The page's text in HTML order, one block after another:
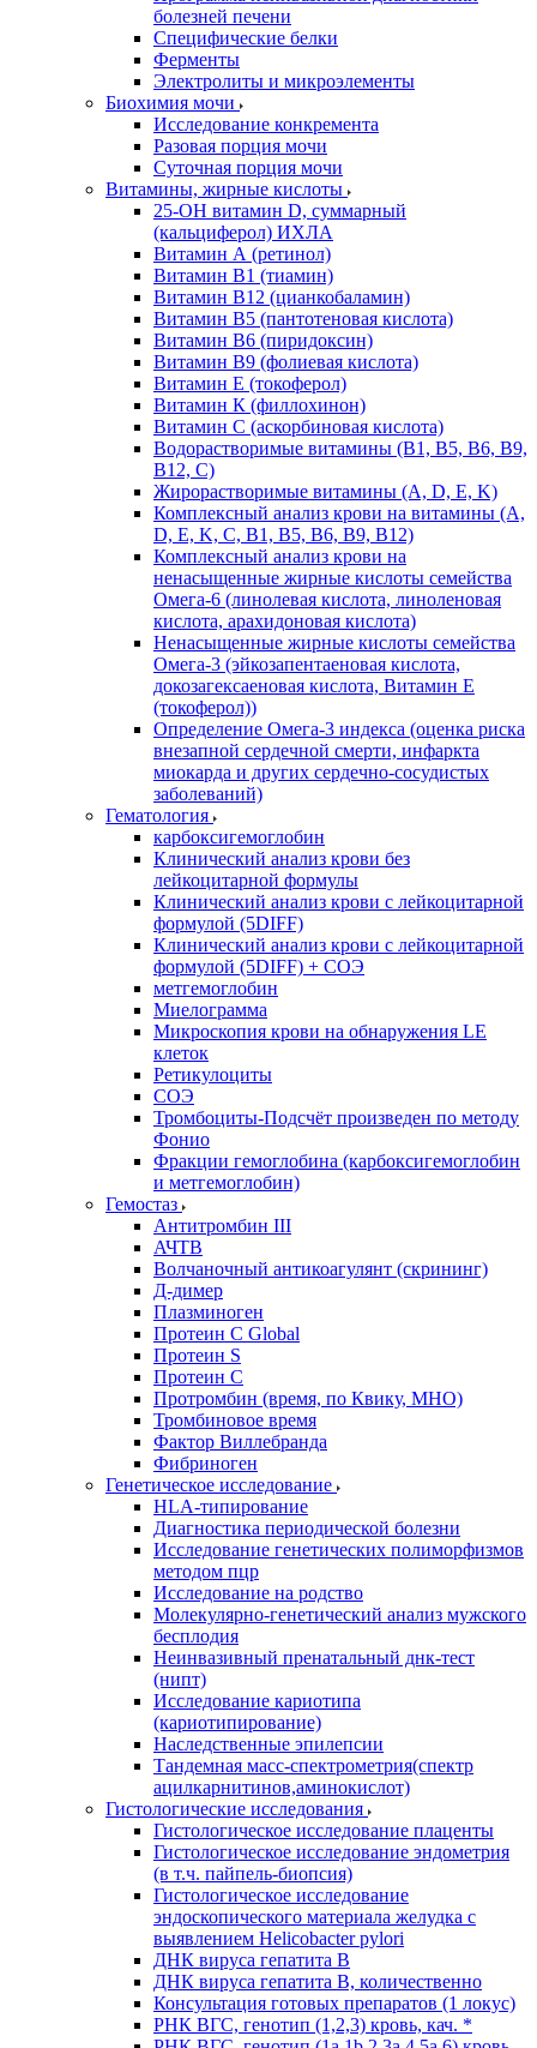
болезней печени
Специфические белки
Ферменты
Электролиты и микроэлементы
Биохимия мочи
Исследование конкремента
Разовая порция мочи
Суточная порция мочи
Витамины, жирные кислоты
25-OH витамин D, суммарный
(кальциферол) ИХЛА
Витамин А (ретинол)
Витамин В1 (тиамин)
Витамин В12 (цианкобаламин)
Витамин В5 (пантотеновая кислота)
Витамин В6 (пиридоксин)
Витамин В9 (фолиевая кислота)
Витамин Е (токоферол)
Витамин К (филлохинон)
Витамин С (аскорбиновая кислота)
Водорастворимые витамины (B1, B5, B6, В9,
В12, С)
Жирорастворимые витамины (A, D, E, K)
Комплексный анализ крови на витамины (A,
D, E, K, C, B1, B5, B6, В9, B12)
Комплексный анализ крови на
ненасыщенные жирные кислоты семейства
Омега-6 (линолевая кислота, линоленовая
кислота, арахидоновая кислота)
Ненасыщенные жирные кислоты семейства
Омега-3 (эйкозапентаеновая кислота,
докозагексаеновая кислота, Витамин E
(токоферол))
Определение Омега-3 индекса (оценка риска
внезапной сердечной смерти, инфаркта
миокарда и других сердечно-сосудистых
заболеваний)
Гематология
карбоксигемоглобин
Клинический анализ крови без
лейкоцитарной формулы
Клинический анализ крови с лейкоцитарной
формулой (5DIFF)
Клинический анализ крови с лейкоцитарной
формулой (5DIFF) + СОЭ
метгемоглобин
Миелограмма
Микроскопия крови на обнаружения LE
клеток
Ретикулоциты
СОЭ
Тромбоциты-Подсчёт произведен по методу
Фонио
Фракции гемоглобина (карбоксигемоглобин
и метгемоглобин)
Гемостаз
Антитромбин III
АЧТВ
Волчаночный антикоагулянт (скрининг)
Д-димер
Плазминоген
Протеин C Global
Протеин S
Протеин С
Протромбин (время, по Квику, МНО)
Тромбиновое время
Фактор Виллебранда
Фибриноген
Генетическое исследование
HLA-типирование
Диагностика периодической болезни
Исследование генетических полиморфизмов
методом пцр
Исследование на родство
Молекулярно-генетический анализ мужского
бесплодия
Неинвазивный пренатальный днк-тест
(нипт)
Исследование кариотипа
(кариотипирование)
Наследственные эпилепсии
Тандемная масс-спектрометрия(спектр
ацилкарнитинов,аминокислот)
Гистологические исследования
Гистологическое исследование плаценты
Гистологическое исследование эндометрия
(в т.ч. пайпель-биопсия)
Гистологическое исследование
эндоскопического материала желудка с
выявлением Helicobacter pylori
ДНК вируса гепатита B
ДНК вируса гепатита B, количественно
Консультация готовых препаратов (1 локус)
РНК ВГC, генотип (1,2,3) кровь, кач. *